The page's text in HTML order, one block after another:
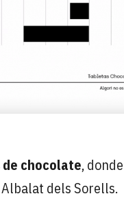
chocolate,
dels Sorells.